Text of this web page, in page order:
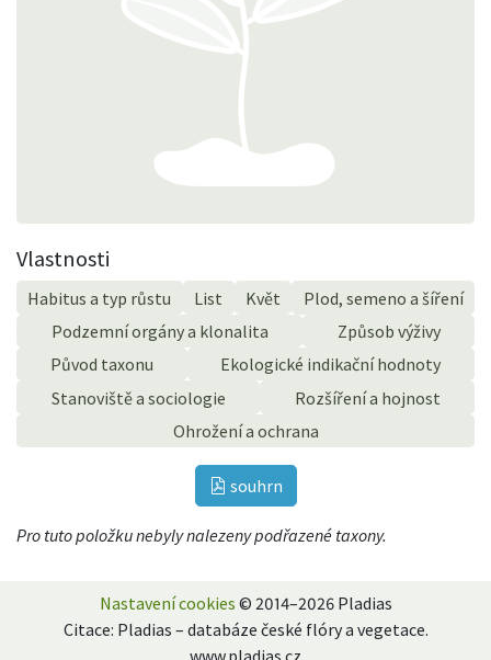
Vlastnosti
Habitus a typ růstu List Květ
Plod, semeno a šíření
Podzemní orgány a klonalita
Způsob výživy
Původ taxonu
Ekologické indikační hodnoty
Stanoviště a sociologie
Rozšíření a hojnost
Ohrožení a ochrana
souhrn
Pro tuto položku nebyly nalezeny podřazené taxony.
Nastavení cookies © 2014–2026 Pladias
Citace: Pladias – databáze české flóry a vegetace.